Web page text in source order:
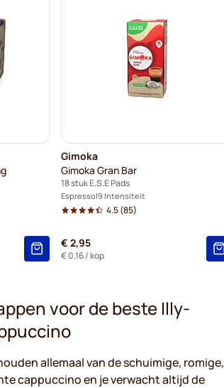
Gimoka
Gimoka Gran Bar
18 stuk E.S.E Pads
Espresso 9 Intensiteit
4.5(85)
€ 2,95
€ 0,16/ kop
voor de beste Illy-
allemaal van de schuimige, romige,
cappuccino en je verwacht altijd de